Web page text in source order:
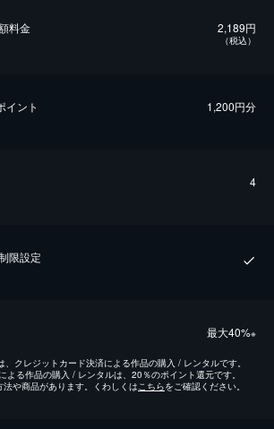
料金 2,189円
（税込）
イント 1,200円分
4
限設定
最⼤40%※
クレジットカード決済による作品の購入 / レンタルです。
よる作品の購入 / レンタルは、20％のポイント還元です。
や商品があります。くわしくは こちらをご確認ください。